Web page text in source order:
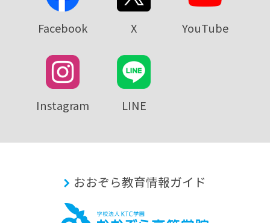
Facebook X YouTube
Instagram LINE
おおぞら教育情報ガイド